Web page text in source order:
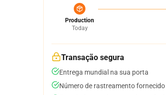
Production
Today
Transação segura
Entrega mundial na sua porta
Número de rastreamento